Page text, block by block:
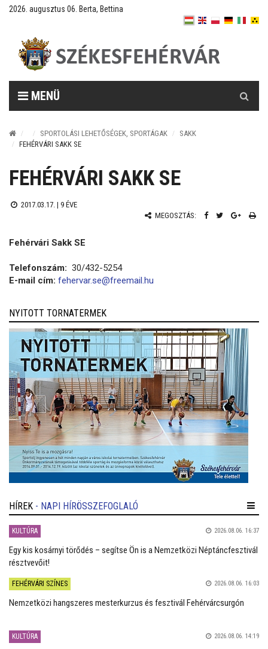
2026. augusztus 06. Berta, Bettina
MENÜ
SPORTOLÁSI LEHETŐSÉGEK, SPORTÁGAK
SAKK
FEHÉRVÁRI SAKK SE
FEHÉRVÁRI SAKK SE
2017.03.17. | 9 ÉVE
MEGOSZTÁS:
Fehérvári Sakk SE
Telefonszám: 30/432-5254
E-mail cím: fehervar.se@freemail.hu
NYITOTT TORNATERMEK
HÍREK - NAPI HÍRÖSSZEFOGLALÓ
KULTÚRA 2026.08.06. 16:37
Egy kis kosárnyi törődés – segítse Ön is a Nemzetközi Néptáncfesztivál
résztvevőit!
FEHÉRVÁRI SZÍNES 2026.08.06. 16:03
Nemzetközi hangszeres mesterkurzus és fesztivál Fehérvárcsurgón
KULTÚRA 2026.08.06. 14:19